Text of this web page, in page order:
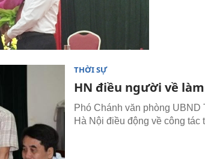
THỜI SỰ
HN điều người về
Phó Chánh văn phòng
Hà Nội điều động về công